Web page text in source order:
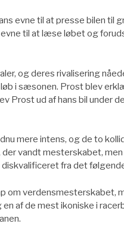
evne til at presse bilen til
til at læse løbet og
og deres rivalisering
i sæsonen. Prost blev
Prost ud af hans bil under
mere intens, og de to
vandt mesterskabet,
fra det
om verdensmesterskabet,
af de mest ikoniske i